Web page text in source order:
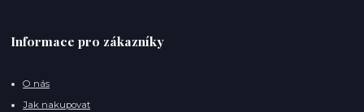
Informace pro zákazníky
O nás
Jak nakupovat